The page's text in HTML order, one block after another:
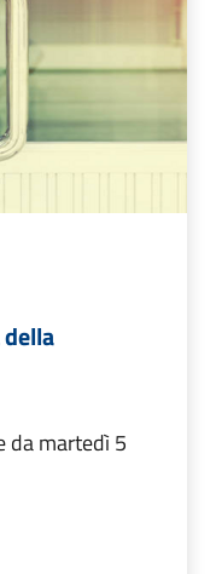
da martedì 5